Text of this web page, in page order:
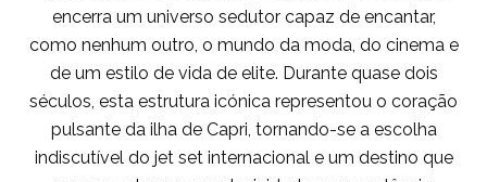
encerra um universo sedutor capaz de encantar,
como nenhum outro, o mundo da moda, do cinema e
de um estilo de vida de elite. Durante quase dois
séculos, esta estrutura icónica representou o coração
pulsante da ilha de Capri, tornando-se a escolha
indiscutível do jet set internacional e um destino que